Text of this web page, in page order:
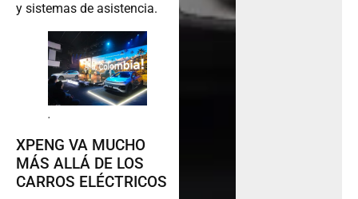
y sistemas de asistencia.
.
XPENG VA MUCHO
MÁS ALLÁ DE LOS
CARROS ELÉCTRICOS